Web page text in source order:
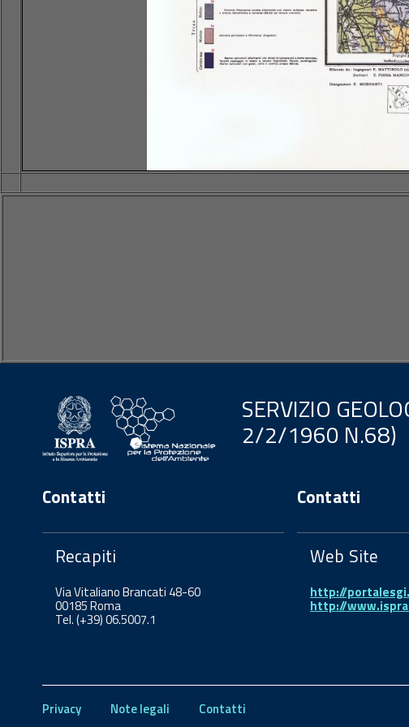
SERVIZIO
2/2/1960 N.68)
Contatti
Recapiti
Via Vitaliano Brancati 48-60
00185 Roma
Tel. (+39) 06.5007.1
Contatti
Web Site
http://
http://
Privacy Note legali Contatti